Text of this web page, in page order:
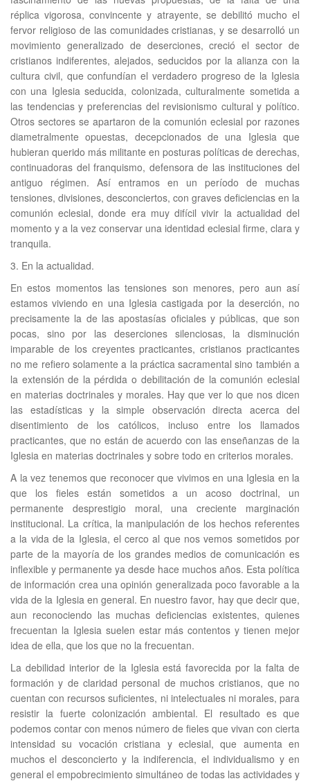
réplica vigorosa, convincente y atrayente, se debilitó mucho el
fervor religioso de las comunidades cristianas, y se desarrolló un
movimiento generalizado de deserciones, creció el sector de
cristianos indiferentes, alejados, seducidos por la alianza con la
cultura civil, que confundían el verdadero progreso de la Iglesia
con una Iglesia seducida, colonizada, culturalmente sometida a
las tendencias y preferencias del revisionismo cultural y político.
Otros sectores se apartaron de la comunión eclesial por razones
diametralmente opuestas, decepcionados de una Iglesia que
hubieran querido más militante en posturas políticas de derechas,
continuadoras del franquismo, defensora de las instituciones del
antiguo régimen. Así entramos en un período de muchas
tensiones, divisiones, desconciertos, con graves deficiencias en la
comunión eclesial, donde era muy difícil vivir la actualidad del
momento y a la vez conservar una identidad eclesial firme, clara y
tranquila.
3. En la actualidad.
En estos momentos las tensiones son menores, pero aun así
estamos viviendo en una Iglesia castigada por la deserción, no
precisamente la de las apostasías oficiales y públicas, que son
pocas, sino por las deserciones silenciosas, la disminución
imparable de los creyentes practicantes, cristianos practicantes
no me refiero solamente a la práctica sacramental sino también a
la extensión de la pérdida o debilitación de la comunión eclesial
en materias doctrinales y morales. Hay que ver lo que nos dicen
las estadísticas y la simple observación directa acerca del
disentimiento de los católicos, incluso entre los llamados
practicantes, que no están de acuerdo con las enseñanzas de la
Iglesia en materias doctrinales y sobre todo en criterios morales.
A la vez tenemos que reconocer que vivimos en una Iglesia en la
que los fieles están sometidos a un acoso doctrinal, un
permanente desprestigio moral, una creciente marginación
institucional. La crítica, la manipulación de los hechos referentes
a la vida de la Iglesia, el cerco al que nos vemos sometidos por
parte de la mayoría de los grandes medios de comunicación es
inflexible y permanente ya desde hace muchos años. Esta política
de información crea una opinión generalizada poco favorable a la
vida de la Iglesia en general. En nuestro favor, hay que decir que,
aun reconociendo las muchas deficiencias existentes, quienes
frecuentan la Iglesia suelen estar más contentos y tienen mejor
idea de ella, que los que no la frecuentan.
La debilidad interior de la Iglesia está favorecida por la falta de
formación y de claridad personal de muchos cristianos, que no
cuentan con recursos suficientes, ni intelectuales ni morales, para
resistir la fuerte colonización ambiental. El resultado es que
podemos contar con menos número de fieles que vivan con cierta
intensidad su vocación cristiana y eclesial, que aumenta en
muchos el desconcierto y la indiferencia, el individualismo y en
general el empobrecimiento simultáneo de todas las actividades y